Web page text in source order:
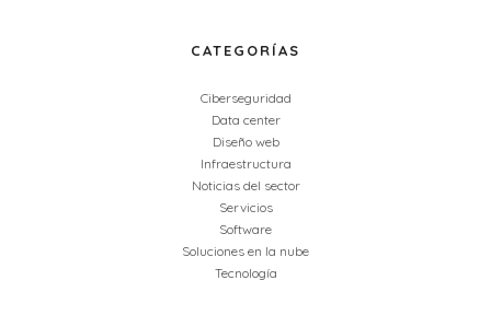
CATEGORÍAS
Ciberseguridad
Data center
Diseño web
Infraestructura
Noticias del sector
Servicios
Software
Soluciones en la nube
Tecnología